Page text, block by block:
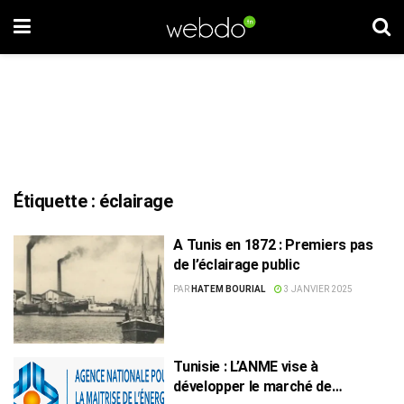
Étiquette : éclairage
A Tunis en 1872 : Premiers pas
de l’éclairage public
PAR HATEM BOURIAL 3 JANVIER 2025
Tunisie : L’ANME vise à
développer le marché de